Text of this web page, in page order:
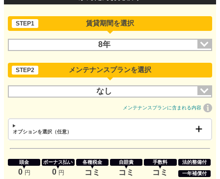
STEP1 賃貸期間を選択
8年
STEP2 メンテナンスプランを選択
なし
メンテナンスプランに含まれる内容
オプションを選択（任意）
頭金
0 円
ボーナス払い
0 円
各種税金
コミ
自賠責
コミ
手数料
コミ
法的整備付
一年補償付